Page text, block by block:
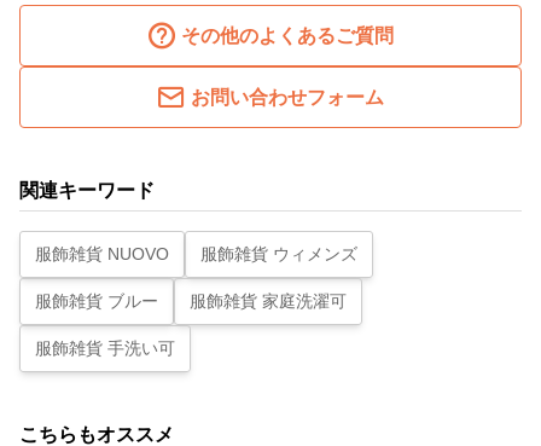
その他のよくあるご質問
お問い合わせフォーム
関連キーワード
服飾雑貨 NUOVO 服飾雑貨 ウィメンズ
服飾雑貨 ブルー 服飾雑貨 家庭洗濯可
服飾雑貨 手洗い可
こちらもオススメ